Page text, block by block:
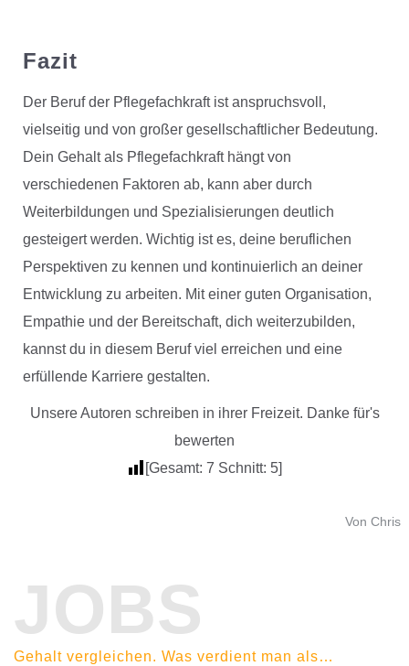
Fazit
Der Beruf der Pflegefachkraft ist anspruchsvoll,
vielseitig und von großer gesellschaftlicher Bedeutung.
Dein Gehalt als Pflegefachkraft hängt von
verschiedenen Faktoren ab, kann aber durch
Weiterbildungen und Spezialisierungen deutlich
gesteigert werden. Wichtig ist es, deine beruflichen
Perspektiven zu kennen und kontinuierlich an deiner
Entwicklung zu arbeiten. Mit einer guten Organisation,
Empathie und der Bereitschaft, dich weiterzubilden,
kannst du in diesem Beruf viel erreichen und eine
erfüllende Karriere gestalten.
Unsere Autoren schreiben in ihrer Freizeit. Danke für's
bewerten
[Gesamt: 7 Schnitt: 5]
Von Chris
JOBS
Gehalt vergleichen. Was verdient man als…